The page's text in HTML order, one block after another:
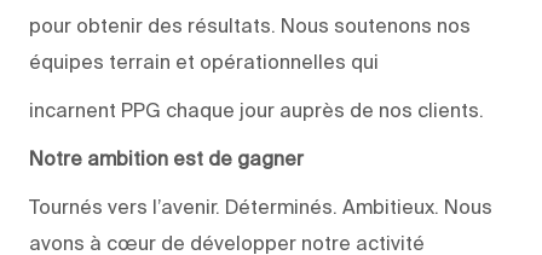
pour obtenir des résultats. Nous soutenons nos
équipes terrain et opérationnelles qui
incarnent PPG chaque jour auprès de nos clients.
Notre ambition est de gagner
Tournés vers l’avenir. Déterminés. Ambitieux. Nous
avons à cœur de développer notre activité